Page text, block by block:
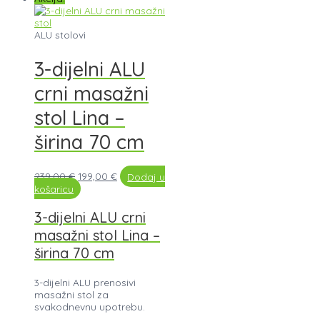
ALU stolovi
3-dijelni ALU
crni masažni
stol Lina –
širina 70 cm
239,00€ 199,00 €
Dodaj u
košaricu
3-dijelni ALU crni
masažni stol Lina –
širina 70 cm
3-dijelni ALU prenosivi
masažni stol za
svakodnevnu upotrebu.